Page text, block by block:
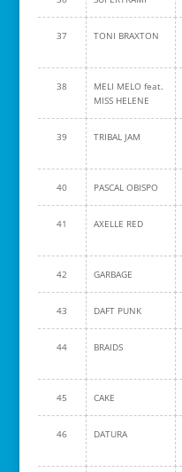
37 TONI BRAXTON
38
MELI MELO feat.
MISS HELENE
39 TRIBAL JAM
40 PASCAL OBISPO
41 AXELLE RED
42 GARBAGE
43 DAFT PUNK
44 BRAIDS
45 CAKE
46 DATURA